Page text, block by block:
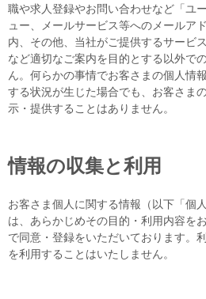
職や求人登録やお問い合わせなど「ユ
ュー、メールサービス等へのメールア
内、その他、当社がご提供するサービ
など適切なご案内を目的とする以外で
ん。何らかの事情でお客さまの個人情
する状況が生じた場合でも、お客さま
示・提供することはありません。
情報の収集と利用
お客さま個人に関する情報（以下「個
は、あらかじめその目的・利用内容を
で同意・登録をいただいております。
を利用することはいたしません。